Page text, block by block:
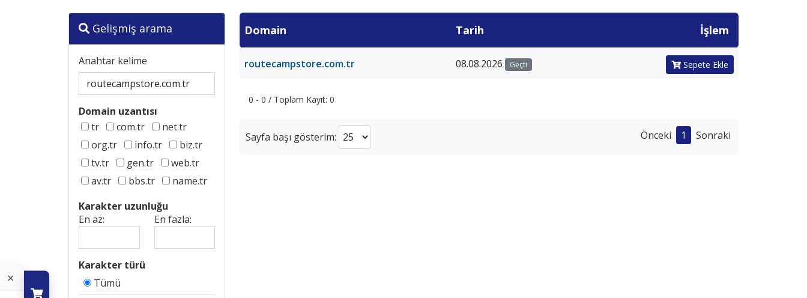
Gelişmiş arama
Anahtar kelime
Domain uzantısı
tr
com.tr
net.tr
org.tr
info.tr
biz.tr
tv.tr
gen.tr
web.tr
av.tr
bbs.tr
name.tr
Karakter uzunluğu
En az:
En fazla:
Karakter türü
Tümü
Domain Tarih İşlem
routecampstore.com.tr 08.08.2026 Geçti Sepete Ekle
0 - 0 / Toplam Kayıt: 0
Sayfa başı gösterim: Önceki 1 Sonraki
×